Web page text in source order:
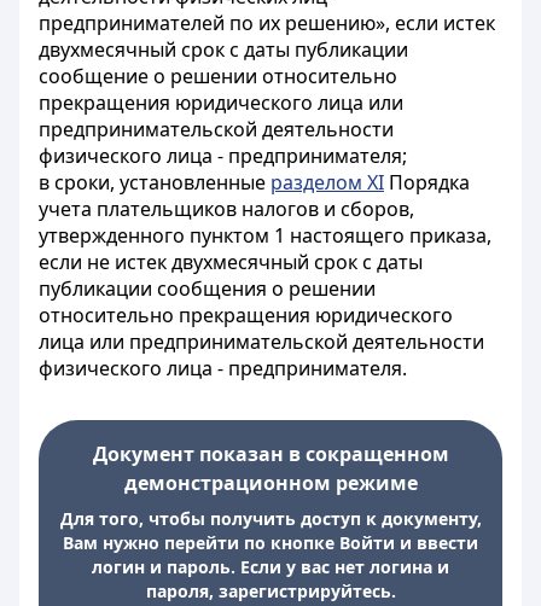
предпринимателей по их решению», если истек
двухмесячный срок с даты публикации
сообщение о решении относительно
прекращения юридического лица или
предпринимательской деятельности
физического лица - предпринимателя;
в сроки, установленные разделом XI Порядка
учета плательщиков налогов и сборов,
утвержденного пунктом 1 настоящего приказа,
если не истек двухмесячный срок с даты
публикации сообщения о решении
относительно прекращения юридического
лица или предпринимательской деятельности
физического лица - предпринимателя.
Документ показан в сокращенном
демонстрационном режиме
Для того, чтобы получить доступ к документу,
Вам нужно перейти по кнопке Войти и ввести
логин и пароль. Если у вас нет логина и
пароля, зарегистрируйтесь.